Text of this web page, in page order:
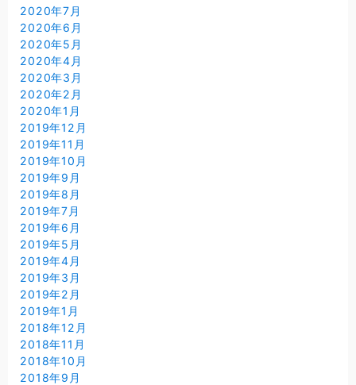
2020年7月
2020年6月
2020年5月
2020年4月
2020年3月
2020年2月
2020年1月
2019年12月
2019年11月
2019年10月
2019年9月
2019年8月
2019年7月
2019年6月
2019年5月
2019年4月
2019年3月
2019年2月
2019年1月
2018年12月
2018年11月
2018年10月
2018年9月